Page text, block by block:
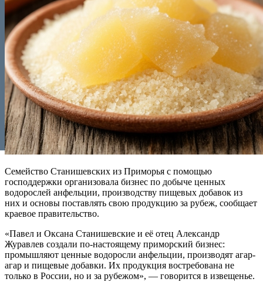
Семейство Станишевских из Приморья с помощью
господдержки организовала бизнес по добыче ценных
водорослей анфельции, производству пищевых добавок из
них и основы поставлять свою продукцию за рубеж, сообщает
краевое правительство.
«Павел и Оксана Станишевские и её отец Александр
Журавлев создали по-настоящему приморский бизнес:
промышляют ценные водоросли анфельции, производят агар-
агар и пищевые добавки. Их продукция востребована не
только в России, но и за рубежом», — говорится в извещенье.